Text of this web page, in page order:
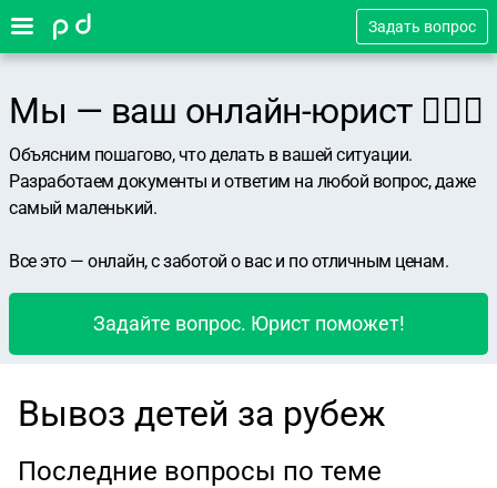
Задать вопрос
Мы — ваш онлайн-юрист 👨🏻‍⚖️
Объясним пошагово, что делать в вашей ситуации.
Разработаем документы и ответим на любой вопрос, даже
самый маленький.
Все это — онлайн, с заботой о вас и по отличным ценам.
Задайте вопрос. Юрист поможет!
Вывоз детей за рубеж
Последние вопросы по теме